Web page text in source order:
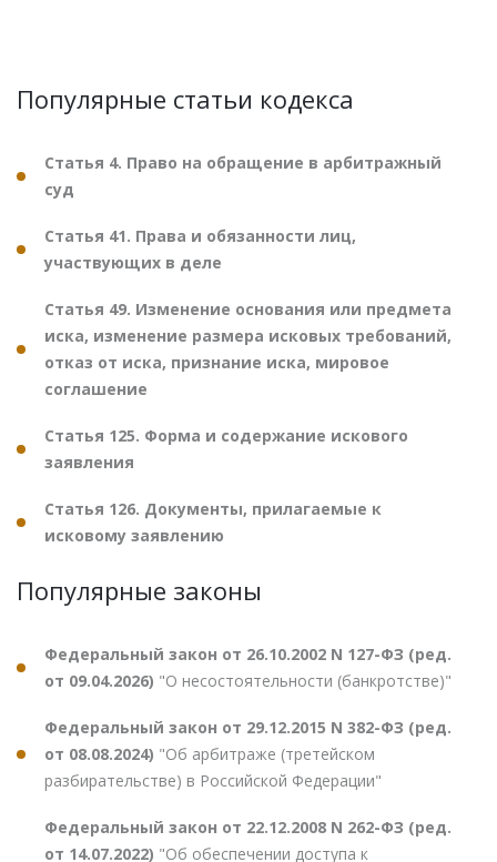
Популярные статьи кодекса
Статья 4. Право на обращение в арбитражный
суд
Статья 41. Права и обязанности лиц,
участвующих в деле
Статья 49. Изменение основания или предмета
иска, изменение размера исковых требований,
отказ от иска, признание иска, мировое
соглашение
Статья 125. Форма и содержание искового
заявления
Статья 126. Документы, прилагаемые к
исковому заявлению
Популярные законы
Федеральный закон от 26.10.2002 N 127-ФЗ (ред.
от 09.04.2026) "О несостоятельности (банкротстве)"
Федеральный закон от 29.12.2015 N 382-ФЗ (ред.
от 08.08.2024) "Об арбитраже (третейском
разбирательстве) в Российской Федерации"
Федеральный закон от 22.12.2008 N 262-ФЗ (ред.
от 14.07.2022) "Об обеспечении доступа к